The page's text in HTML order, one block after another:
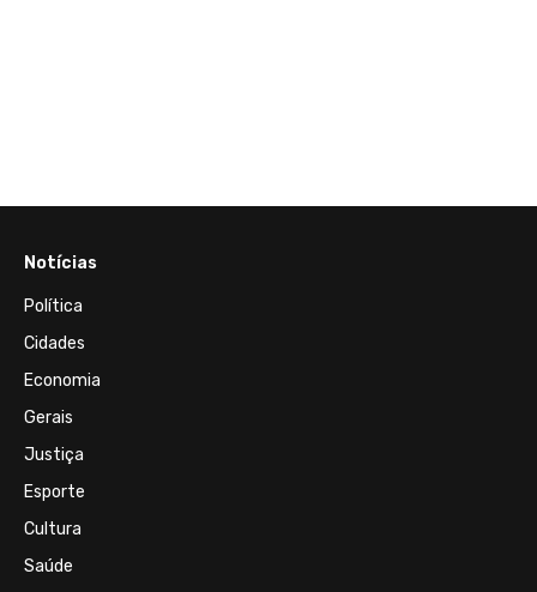
Notícias
Política
Cidades
Economia
Gerais
Justiça
Esporte
Cultura
Saúde